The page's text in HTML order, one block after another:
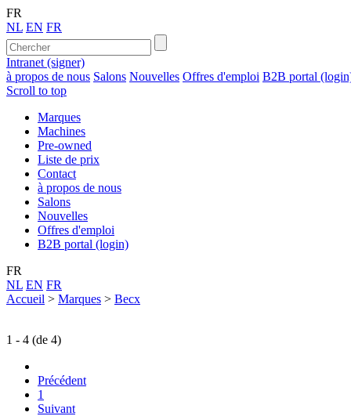
FR
NL EN FR
Intranet (signer)
à propos de nous Salons Nouvelles Offres d'emploi B2B portal
Scroll to top
Marques
Machines
Pre-owned
Liste de prix
Contact
à propos de nous
Salons
Nouvelles
Offres d'emploi
B2B portal (login)
FR
NL EN FR
Accueil > Marques > Becx
1 - 4 (de 4)
Précédent
1
Suivant